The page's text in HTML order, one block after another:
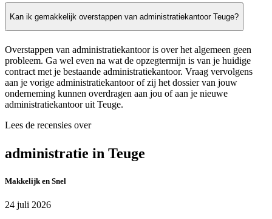
Kan ik gemakkelijk overstappen van administratiekantoor Teuge?
Overstappen van administratiekantoor is over het algemeen geen
probleem. Ga wel even na wat de opzegtermijn is van je huidige
contract met je bestaande administratiekantoor. Vraag vervolgens
aan je vorige administratiekantoor of zij het dossier van jouw
onderneming kunnen overdragen aan jou of aan je nieuwe
administratiekantoor uit Teuge.
Lees de recensies over
administratie in Teuge
Makkelijk en Snel
24 juli 2026